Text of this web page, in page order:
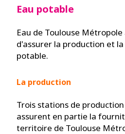
Eau potable
Eau de Toulouse
d'assurer la production et
potable.
La production
Trois stations de
assurent en partie la
territoire de Toulouse